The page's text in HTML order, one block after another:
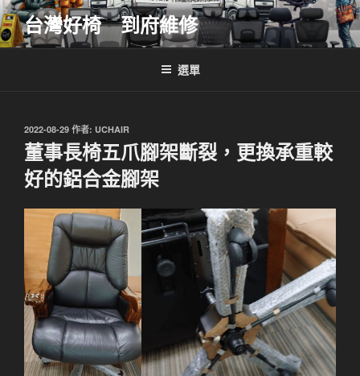
跳
至
主
台灣好椅 到府維修
選單
發
佈
於
2022-08-29 作者: UCHAIR
董事長椅五爪腳架斷裂，更換承重較
好的鋁合金腳架